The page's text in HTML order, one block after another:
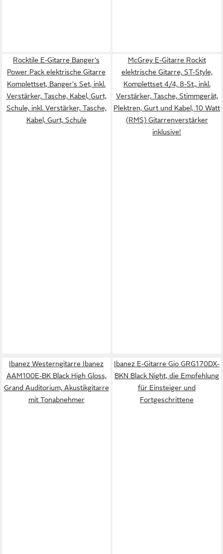
Rocktile E-Gitarre Banger's
Power Pack elektrische Gitarre
Komplettset, Banger's Set, inkl.
Verstärker, Tasche, Kabel, Gurt,
Schule, inkl. Verstärker, Tasche,
Kabel, Gurt, Schule
McGrey E-Gitarre Rockit
elektrische Gitarre, ST-Style,
Komplettset 4/4, 8-St., inkl.
Verstärker, Tasche, Stimmgerät,
Plektren, Gurt und Kabel, 10 Watt
(RMS) Gitarrenverstärker
inklusive!
Ibanez Westerngitarre Ibanez
AAM100E-BK Black High Gloss,
Grand Auditorium, Akustikgitarre
mit Tonabnehmer
Ibanez E-Gitarre Gio GRG170DX-
BKN Black Night, die Empfehlung
für Einsteiger und
Fortgeschrittene